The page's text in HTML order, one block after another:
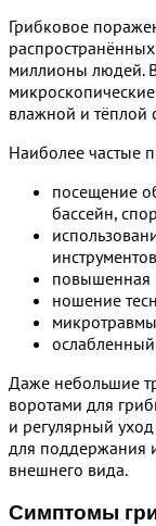
Грибковое
миллионы людей.
влажной и тёплой
Наиболее частые
посещение
бассейн,
повышенная
ношение
Даже небольшие
воротами для
и регулярный
для поддержания
внешнего вида.
Симптомы